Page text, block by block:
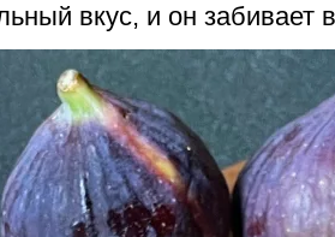
вкус, и он забивает